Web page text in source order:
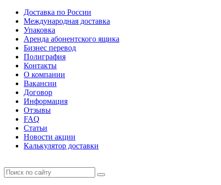
Доставка по России
Международная доставка
Упаковка
Аренда абонентского ящика
Бизнес перевод
Полиграфия
Контакты
О компании
Вакансии
Договор
Информация
Отзывы
FAQ
Статьи
Новости акции
Калькулятор доставки